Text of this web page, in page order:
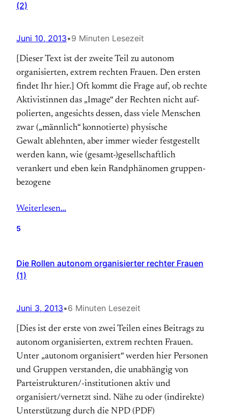
(2)
Juni 10, 2013•9 Minuten Lesezeit
[Dieser Text ist der zweite Teil zu autonom
organisierten, extrem rechten Frauen. Den ersten
findet Ihr hier.] Oft kommt die Frage auf, ob rechte
Aktivist­innen das „Image“ der Rechten nicht auf­
polierten, angesichts dessen, dass viele Menschen
zwar („männlich“ konnotierte) physische
Gewalt ablehnten, aber immer wieder fest­gestellt
werden kann, wie (gesamt­-)gesell­schaftlich
verankert und eben kein Randphänomen gruppen­
be­zogene
Weiterlesen…
5
Die Rollen autonom organisierter rechter Frauen
(1)
Juni 3, 2013•6 Minuten Lesezeit
[Dies ist der erste von zwei Teilen eines Beitrags zu
autonom organisierten, extrem rechten Frauen.
Unter „autonom organisiert“ werden hier Personen
und Gruppen verstanden, die unabhängig von
Parteistrukturen/-institutionen aktiv und
organisiert/vernetzt sind. Nähe zu oder (indirekte)
Unterstützung durch die NPD (PDF)